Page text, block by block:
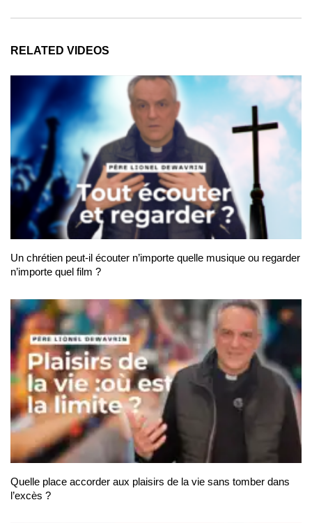
RELATED VIDEOS
Un chrétien peut-il écouter n’importe quelle musique ou regarder
n’importe quel film ?
Quelle place accorder aux plaisirs de la vie sans tomber dans
l’excès ?